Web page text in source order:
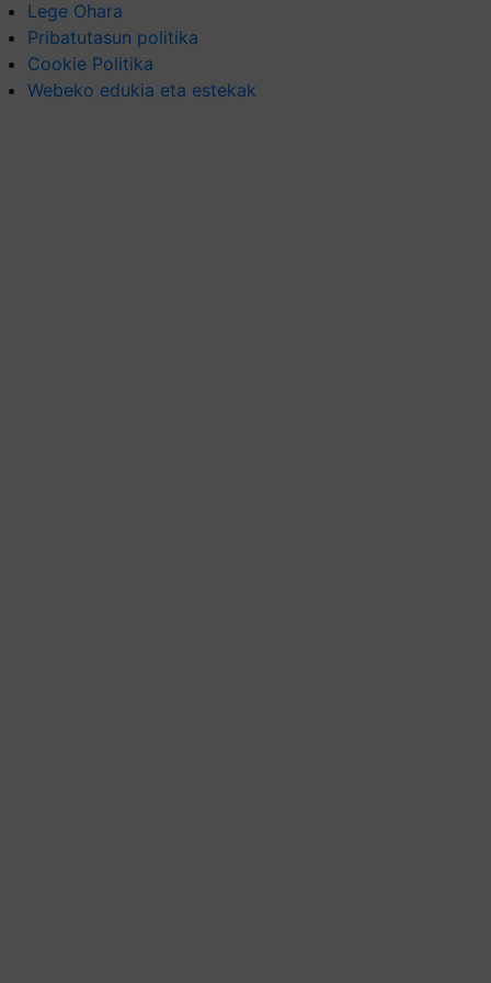
Lege Ohara
Pribatutasun politika
Cookie Politika
Webeko edukia eta estekak